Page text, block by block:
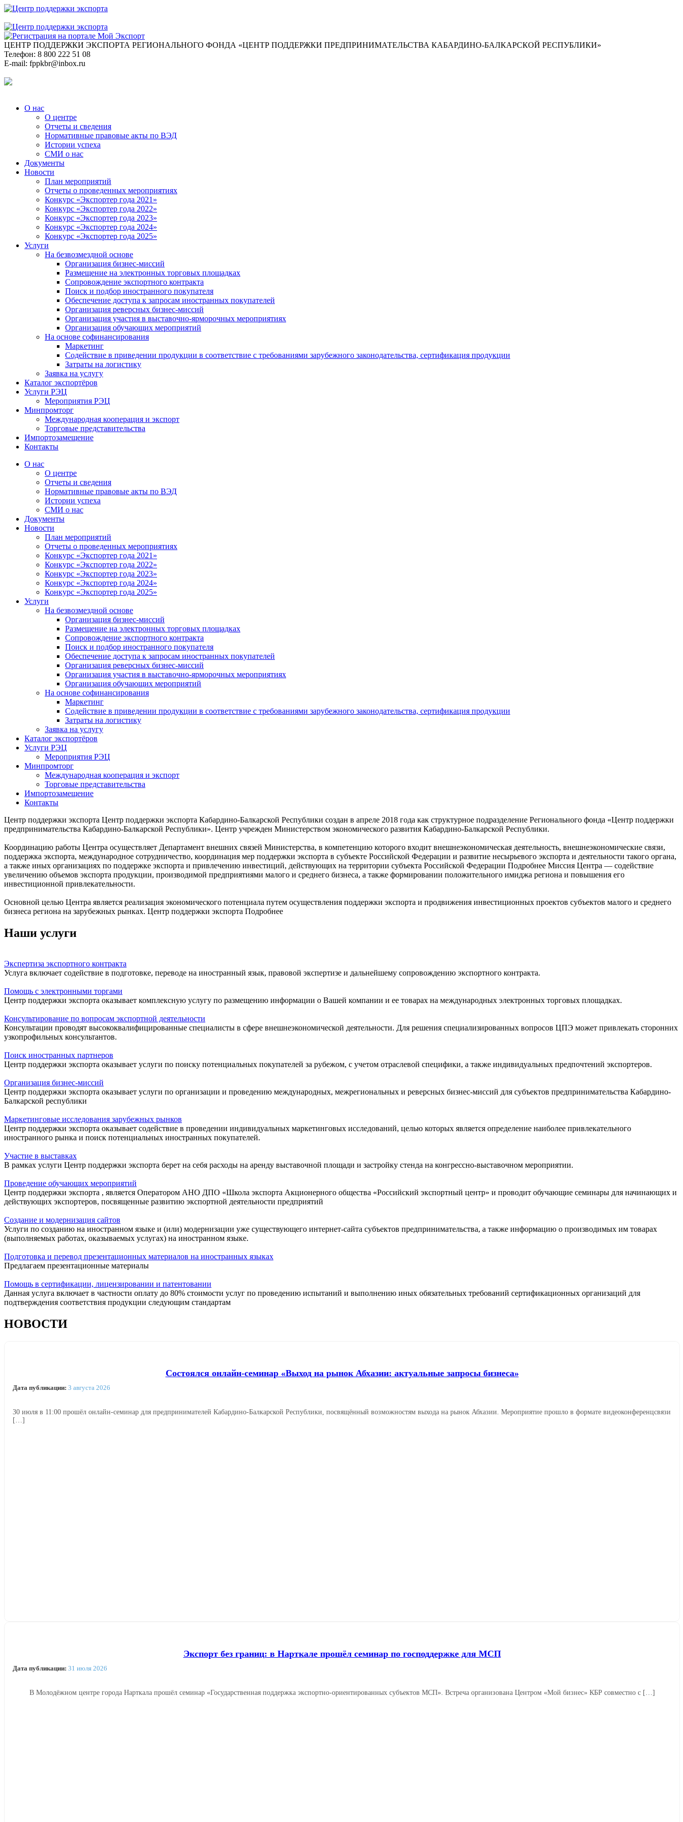
ЦЕНТР ПОДДЕРЖКИ ЭКСПОРТА РЕГИОНАЛЬНОГО ФОНДА «ЦЕНТР ПОДДЕРЖКИ ПРЕДПРИНИМАТЕЛЬСТВА КАБАРДИНО-БАЛКАРСКОЙ РЕСПУБЛИКИ»
Телефон: 8 800 222 51 08
E-mail: fppkbr@inbox.ru
О нас
О центре
Отчеты и сведения
Нормативные правовые акты по ВЭД
Истории успеха
СМИ о нас
Документы
Новости
План мероприятий
Отчеты о проведенных мероприятиях
Конкурс «Экспортер года 2021»
Конкурс «Экспортер года 2022»
Конкурс «Экспортер года 2023»
Конкурс «Экспортер года 2024»
Конкурс «Экспортер года 2025»
Услуги
На безвозмездной основе
Организация бизнес-миссий
Размещение на электронных торговых площадках
Сопровождение экспортного контракта
Поиск и подбор иностранного покупателя
Обеспечение доступа к запросам иностранных покупателей
Организация реверсных бизнес-миссий
Организация участия в выставочно-ярморочных мероприятиях
Организация обучающих мероприятий
На основе софинансирования
Маркетинг
Содействие в приведении продукции в соответствие с требованиями зарубежного законодательства, сертификация продукции
Затраты на логистику
Заявка на услугу
Каталог экспортёров
Услуги РЭЦ
Мероприятия РЭЦ
Минпромторг
Международная кооперация и экспорт
Торговые представительства
Импортозамещение
Контакты
О нас
О центре
Отчеты и сведения
Нормативные правовые акты по ВЭД
Истории успеха
СМИ о нас
Документы
Новости
План мероприятий
Отчеты о проведенных мероприятиях
Конкурс «Экспортер года 2021»
Конкурс «Экспортер года 2022»
Конкурс «Экспортер года 2023»
Конкурс «Экспортер года 2024»
Конкурс «Экспортер года 2025»
Услуги
На безвозмездной основе
Организация бизнес-миссий
Размещение на электронных торговых площадках
Сопровождение экспортного контракта
Поиск и подбор иностранного покупателя
Обеспечение доступа к запросам иностранных покупателей
Организация реверсных бизнес-миссий
Организация участия в выставочно-ярморочных мероприятиях
Организация обучающих мероприятий
На основе софинансирования
Маркетинг
Содействие в приведении продукции в соответствие с требованиями зарубежного законодательства, сертификация продукции
Затраты на логистику
Заявка на услугу
Каталог экспортёров
Услуги РЭЦ
Мероприятия РЭЦ
Минпромторг
Международная кооперация и экспорт
Торговые представительства
Импортозамещение
Контакты
Центр поддержки экспорта Центр поддержки экспорта Кабардино-Балкарской Республики создан в апреле 2018 года как структурное подразделение Регионального фонда «Центр поддержки
предпринимательства Кабардино-Балкарской Республики». Центр учрежден Министерством экономического развития Кабардино-Балкарской Республики.
Координацию работы Центра осуществляет Департамент внешних связей Министерства, в компетенцию которого входит внешнеэкономическая деятельность, внешнеэкономические связи,
поддержка экспорта, международное сотрудничество, координация мер поддержки экспорта в субъекте Российской Федерации и развитие несырьевого экспорта и деятельности такого органа,
а также иных организациях по поддержке экспорта и привлечению инвестиций, действующих на территории субъекта Российской Федерации Подробнее Миссия Центра — содействие
увеличению объемов экспорта продукции, производимой предприятиями малого и среднего бизнеса, а также формировании положительного имиджа региона и повышения его
инвестиционной привлекательности.
Основной целью Центра является реализация экономического потенциала путем осуществления поддержки экспорта и продвижения инвестиционных проектов субъектов малого и среднего
бизнеса региона на зарубежных рынках. Центр поддержки экспорта Подробнее
Наши услуги
Экспертиза экспортного контракта
Услуга включает содействие в подготовке, переводе на иностранный язык, правовой экспертизе и дальнейшему сопровождению экспортного контракта.
Помощь с электронными торгами
Центр поддержки экспорта оказывает комплексную услугу по размещению информации о Вашей компании и ее товарах на международных электронных торговых площадках.
Консультирование по вопросам экспортной деятельности
Консультации проводят высококвалифицированные специалисты в сфере внешнеэкономической деятельности. Для решения специализированных вопросов ЦПЭ может привлекать сторонних
узкопрофильных консультантов.
Поиск иностранных партнеров
Центр поддержки экспорта оказывает услуги по поиску потенциальных покупателей за рубежом, с учетом отраслевой специфики, а также индивидуальных предпочтений экспортеров.
Организация бизнес-миссий
Центр поддержки экспорта оказывает услуги по организации и проведению международных, межрегиональных и реверсных бизнес-миссий для субъектов предпринимательства Кабардино-
Балкарской республики
Маркетинговые исследования зарубежных рынков
Центр поддержки экспорта оказывает содействие в проведении индивидуальных маркетинговых исследований, целью которых является определение наиболее привлекательного
иностранного рынка и поиск потенциальных иностранных покупателей.
Участие в выставках
В рамках услуги Центр поддержки экспорта берет на себя расходы на аренду выставочной площади и застройку стенда на конгрессно-выставочном мероприятии.
Проведение обучающих мероприятий
Центр поддержки экспорта , является Оператором АНО ДПО «Школа экспорта Акционерного общества «Российский экспортный центр» и проводит обучающие семинары для начинающих и
действующих экспортеров, посвященные развитию экспортной деятельности предприятий
Создание и модернизация сайтов
Услуги по созданию на иностранном языке и (или) модернизации уже существующего интернет-сайта субъектов предпринимательства, а также информацию о производимых им товарах
(выполняемых работах, оказываемых услугах) на иностранном языке.
Подготовка и перевод презентационных материалов на иностранных языках
Предлагаем презентационные материалы
Помощь в сертификации, лицензировании и патентовании
Данная услуга включает в частности оплату до 80% стоимости услуг по проведению испытаний и выполнению иных обязательных требований сертификационных организаций для
подтверждения соответствия продукции следующим стандартам
НОВОСТИ
Состоялся онлайн‑семинар «Выход на рынок Абхазии: актуальные запросы бизнеса»
Дата публикации: 3 августа 2026
30 июля в 11:00 прошёл онлайн‑семинар для предпринимателей Кабардино‑Балкарской Республики, посвящённый возможностям выхода на рынок Абхазии. Мероприятие прошло в формате видеоконференцсвязи
[…]
Экспорт без границ: в Нарткале прошёл семинар по господдержке для МСП
Дата публикации: 31 июля 2026
В Молодёжном центре города Нарткала прошёл семинар «Государственная поддержка экспортно‑ориентированных субъектов МСП». Встреча организована Центром «Мой бизнес» КБР совместно с […]